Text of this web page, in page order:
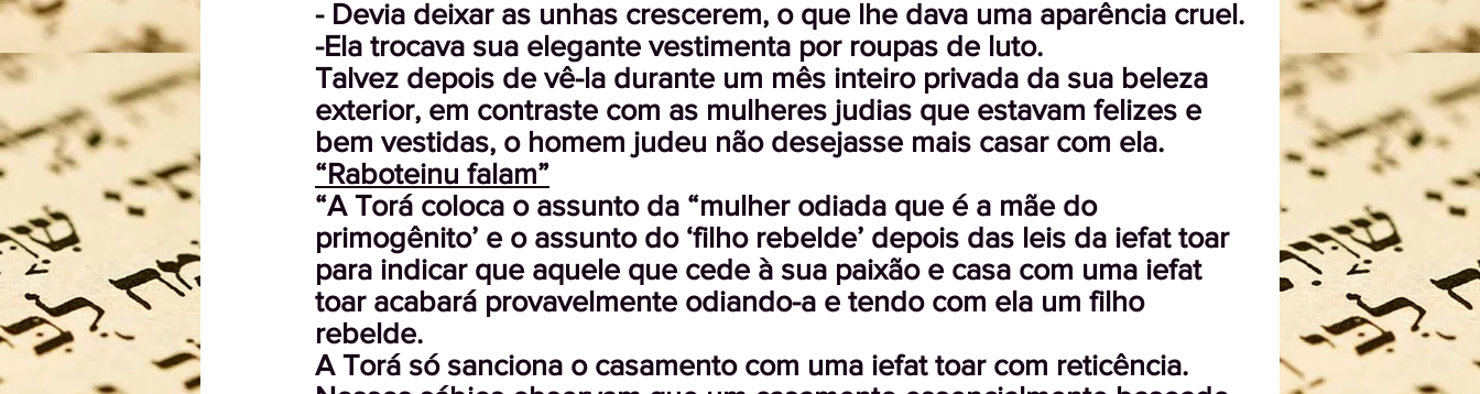
- Devia deixar as unhas crescerem, o que lhe dava uma aparência cruel.
-Ela trocava sua elegante vestimenta por roupas de luto.
Talvez depois de vê-la durante um mês inteiro privada da sua beleza
exterior, em contraste com as mulheres judias que estavam felizes e
bem vestidas, o homem judeu não desejasse mais casar com ela.
“Raboteinu falam”
“A Torá coloca o assunto da “mulher odiada que é a mãe do
primogênito’ e o assunto do ‘filho rebelde’ depois das leis da iefat toar
para indicar que aquele que cede à sua paixão e casa com uma iefat
toar acabará provavelmente odiando-a e tendo com ela um filho
rebelde.
A Torá só sanciona o casamento com uma iefat toar com reticência.